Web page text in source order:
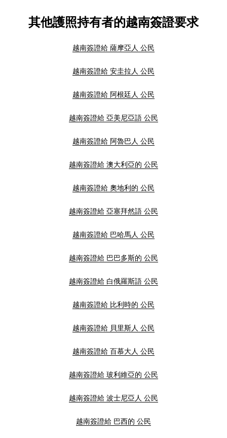
其他護照持有者的越南簽證要求
越南簽證給 薩摩亞人 公民
越南簽證給 安圭拉人 公民
越南簽證給 阿根廷人 公民
越南簽證給 亞美尼亞語 公民
越南簽證給 阿魯巴人 公民
越南簽證給 澳大利亞的 公民
越南簽證給 奧地利的 公民
越南簽證給 亞塞拜然語 公民
越南簽證給 巴哈馬人 公民
越南簽證給 巴巴多斯的 公民
越南簽證給 白俄羅斯語 公民
越南簽證給 比利時的 公民
越南簽證給 貝里斯人 公民
越南簽證給 百慕大人 公民
越南簽證給 玻利維亞的 公民
越南簽證給 波士尼亞人 公民
越南簽證給 巴西的 公民